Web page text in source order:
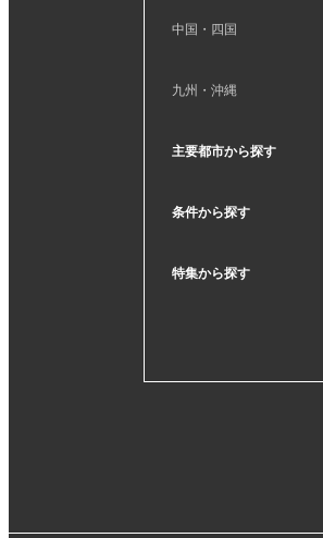
中国・四国
九州・沖縄
主要都市から探す
条件から探す
特集から探す